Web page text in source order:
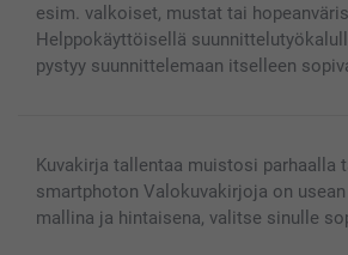
esim. valkoiset, mustat tai
Helppokäyttöisellä
pystyy suunnittelemaan itselleen
Kuvakirja tallentaa muistosi parhaalla
smartphoton Valokuvakirjoja on
mallina ja hintaisena, valitse sinulle